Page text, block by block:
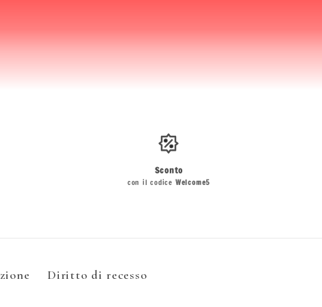
Sconto
con il codice Welcome5
Diritto di recesso